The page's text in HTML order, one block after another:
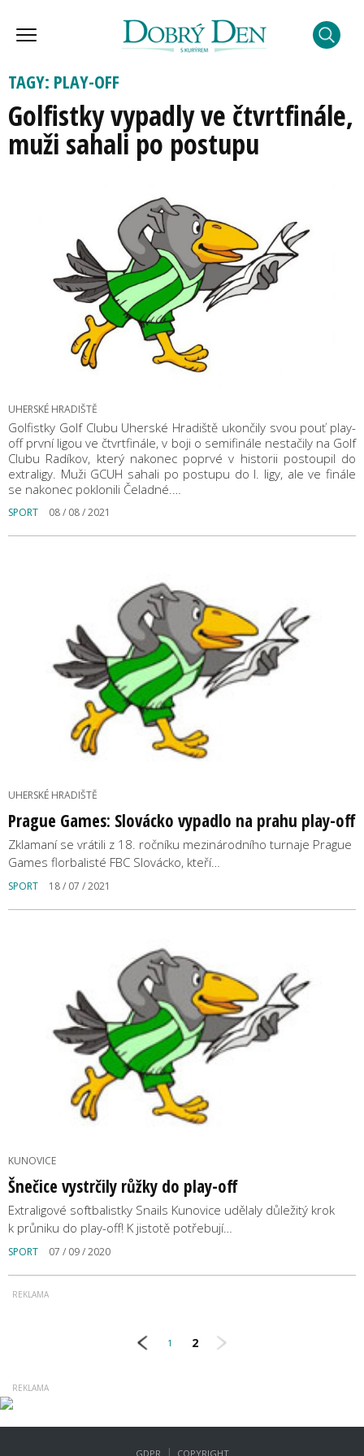
TAGY: PLAY-OFF
Golfistky vypadly ve čtvrtfinále,
muži sahali po postupu
UHERSKÉ HRADIŠTĚ
Golfistky Golf Clubu Uherské Hradiště ukončily svou pouť play-
off první ligou ve čtvrtfinále, v boji o semifinále nestačily na Golf
Clubu Radíkov, který nakonec poprvé v historii postoupil do
extraligy. Muži GCUH sahali po postupu do I. ligy, ale ve finále
se nakonec poklonili Čeladné.…
SPORT 08 / 08 / 2021
UHERSKÉ HRADIŠTĚ
Prague Games: Slovácko vypadlo na prahu play-off
Zklamaní se vrátili z 18. ročníku mezinárodního turnaje Prague
Games florbalisté FBC Slovácko, kteří…
SPORT 18 / 07 / 2021
KUNOVICE
Šnečice vystrčily růžky do play-off
Extraligové softbalistky Snails Kunovice udělaly důležitý krok
k průniku do play-off! K jistotě potřebují…
SPORT 07 / 09 / 2020
1 2
GDPR | COPYRIGHT